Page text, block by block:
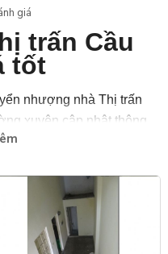
giá
trấn Cầu
tốt
nhượng nhà Thị trấn
xuyên cập nhật thông
bán nhà Thị trấn Cầu
chuyên cung cấp căn hộ
đầy đủ giấy tờ pháp lý,
Thị trấn Cầu Diễn bán